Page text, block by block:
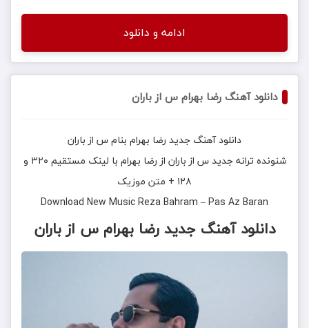
ادامه و دانلود
دانلود آهنگ رضا بهرام س از باران
دانلود آهنگ جدید رضا بهرام بنامس از باران
شنونده ترانه جدیدس از باران ازرضا بهرام
با لینک مستقیم ۳۲۰ و
۱۲۸ + متن موزیک
Download New MusicReza Bahram –Pas Az Baran
دانلود آهنگ جدید رضا بهرام س از باران